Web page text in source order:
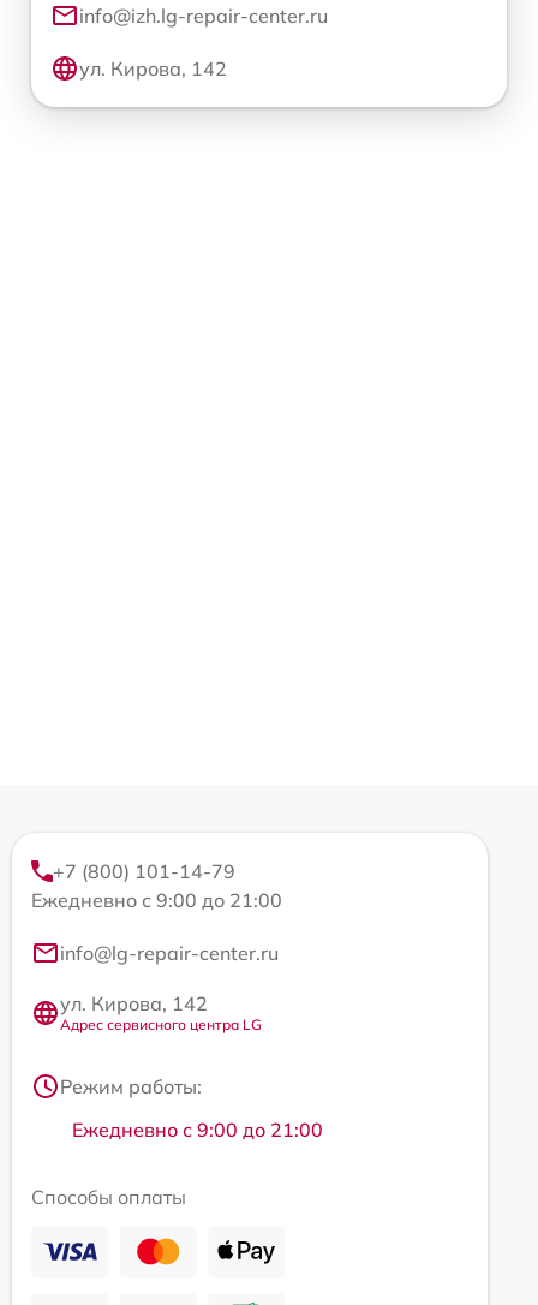
info@izh.lg-repair-center.ru
ул. Кирова, 142
+7 (800) 101-14-79
Ежедневно с 9:00 до 21:00
info@lg-repair-center.ru
ул. Кирова, 142
Адрес сервисного центра LG
Режим работы:
Ежедневно с 9:00 до 21:00
Способы оплаты